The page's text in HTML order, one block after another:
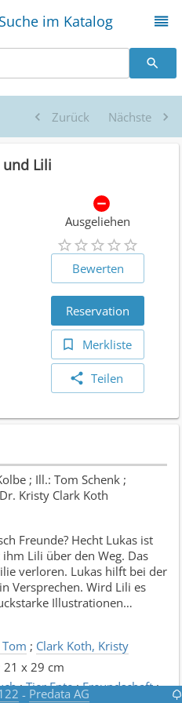
im Katalog
Zurück Nächste
und Lili
Ausgeliehen
Bewerten
Reservation
Merkliste
Teilen
; Ill.: Tom Schenk ;
Kristy Clark Koth
Freunde? Hecht Lukas ist
Lili über den Weg. Das
verloren. Lukas hilft bei der
Versprechen. Wird Lili es
Illustrationen
Freundschaft, Vorurteile,
; Clark Koth, Kristy
21 x 29 cm
;Tier Ente;Freundschaft;
- Predata AG